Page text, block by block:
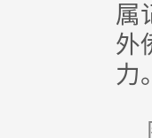
属
外
力。